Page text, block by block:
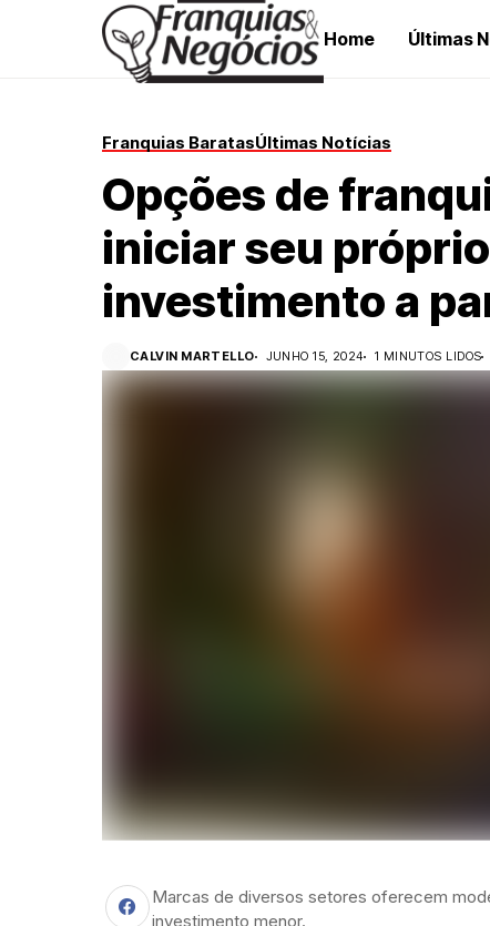
Home Últimas
Franquias BaratasÚltimas Notícias
Opções de
iniciar seu
investimento a
CALVIN MARTELLO JUNHO 15, 2024 1 MINUTOS LIDOS
Marcas de diversos setores oferecem
investimento menor.